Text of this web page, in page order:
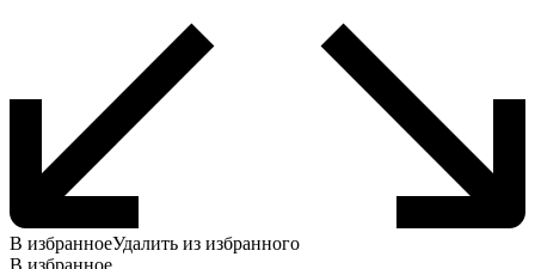
В избранноеУдалить из избранного
В избранное